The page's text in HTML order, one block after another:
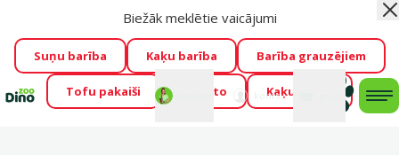
Visu mēnesi Dino Zoo piedāvā lieliskas cenas mīluļu TOP
barībām! 🍖→Skatīt piedāvājumu!
Fotokonkurss “GADA ŪSAIŅI”!
Varbūt tieši Tavs mīlulis
būs 2027. gada zvaigzne
→Piedalīties
Mans
konts
Biežāk meklētie vaicājumi
Suņu barība Kaķu barība Barība grauzējiem
Tofu pakaiši Foresto Kaķu mājas